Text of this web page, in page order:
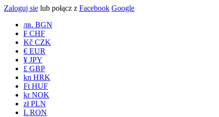
Zaloguj się lub połącz z Facebook Google
лв. BGN
₣ CHF
Kč CZK
€ EUR
¥ JPY
£ GBP
kn HRK
Ft HUF
kr NOK
zł PLN
L RON